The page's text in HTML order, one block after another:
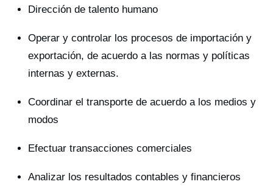
Dirección de talento humano
Operar y controlar los procesos de importación y
exportación, de acuerdo a las normas y políticas
internas y externas.
Coordinar el transporte de acuerdo a los medios y
modos
Efectuar transacciones comerciales
Analizar los resultados contables y financieros